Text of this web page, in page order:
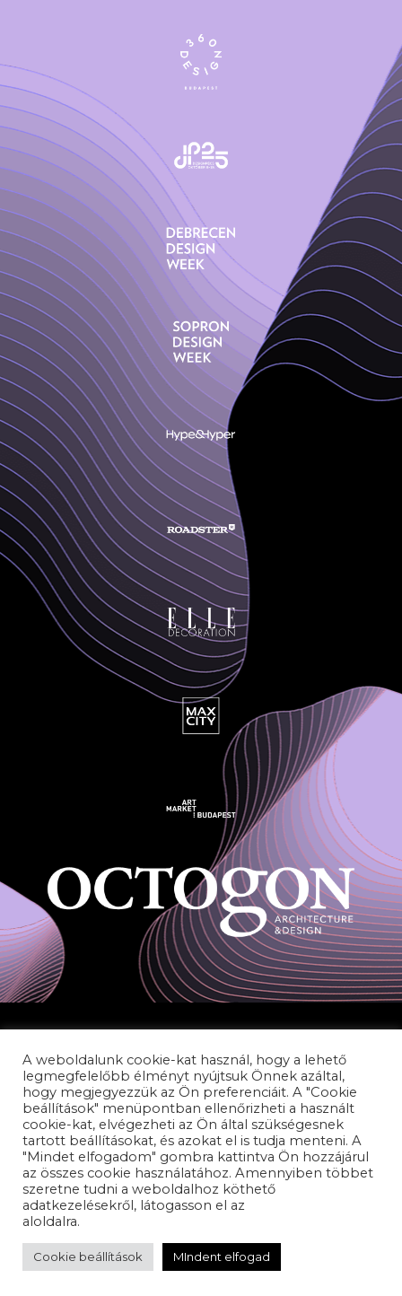
ADATVÉDELEM
PANASZKEZELÉS
AKADÁLYMENTESÍTÉSI NYILATKOZAT
A weboldalunk cookie-kat használ, hogy a lehető
legmegfelelőbb élményt nyújtsuk Önnek azáltal,
hogy megjegyezzük az Ön preferenciáit. A "Cookie
beállítások" menüpontban ellenőrizheti a használt
cookie-kat, elvégezheti az Ön által szükségesnek
tartott beállításokat, és azokat el is tudja menteni. A
"Mindet elfogadom" gombra kattintva Ön hozzájárul
az összes cookie használatához. Amennyiben többet
szeretne tudni a weboldalhoz köthető
adatkezelésekről, látogasson el az
aloldalra.
Cookie beállítások MIndent elfogad